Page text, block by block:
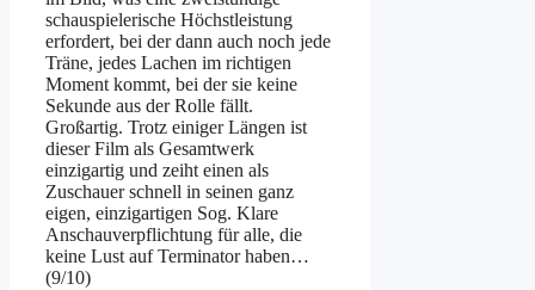
schauspielerische Höchstleistung
erfordert, bei der dann auch noch jede
Träne, jedes Lachen im richtigen
Moment kommt, bei der sie keine
Sekunde aus der Rolle fällt.
Großartig. Trotz einiger Längen ist
dieser Film als Gesamtwerk
einzigartig und zeiht einen als
Zuschauer schnell in seinen ganz
eigen, einzigartigen Sog. Klare
Anschauverpflichtung für alle, die
keine Lust auf Terminator haben…
(9/10)